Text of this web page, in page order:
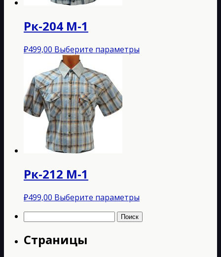
Рк-204 M-1
₽499,00 Выберите параметры
Рк-212 М-1
₽499,00 Выберите параметры
имеет
Найти:
Страницы